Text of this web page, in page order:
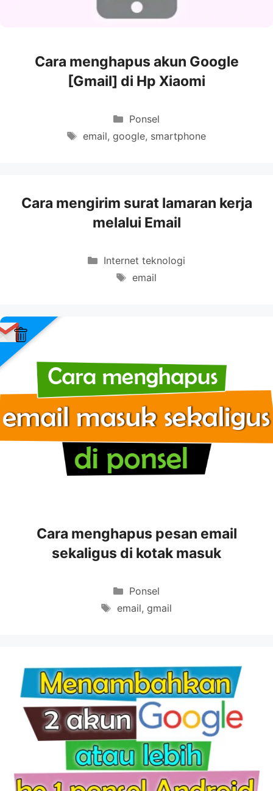
Cara menghapus akun Google
[Gmail] di Hp Xiaomi
Categories
Ponsel
Tags
email, google, smartphone
Cara mengirim surat lamaran kerja
melalui Email
Categories
Internet teknologi
Tags
email
Cara menghapus pesan email
sekaligus di kotak masuk
Categories
Ponsel
Tags
email, gmail